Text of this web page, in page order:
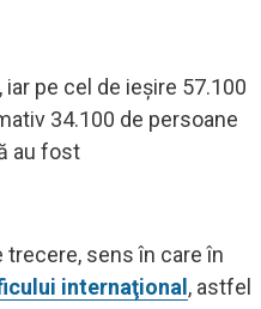
pe cel de ieşire 57.100
34.100 de persoane
au fost
sens în care în
internaţional, astfel